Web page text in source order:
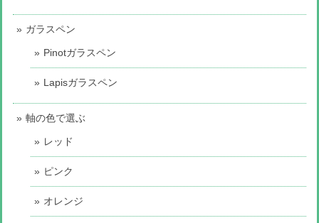
ガラスペン
Pinotガラスペン
Lapisガラスペン
軸の色で選ぶ
レッド
ピンク
オレンジ